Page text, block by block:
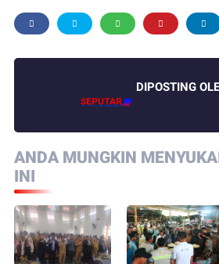
DIPOSTING
ANDA MUNGKIN
INI